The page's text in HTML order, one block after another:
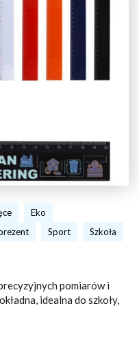
Eko
Sport Szkoła
pomiarów i
idealna do szkoły,